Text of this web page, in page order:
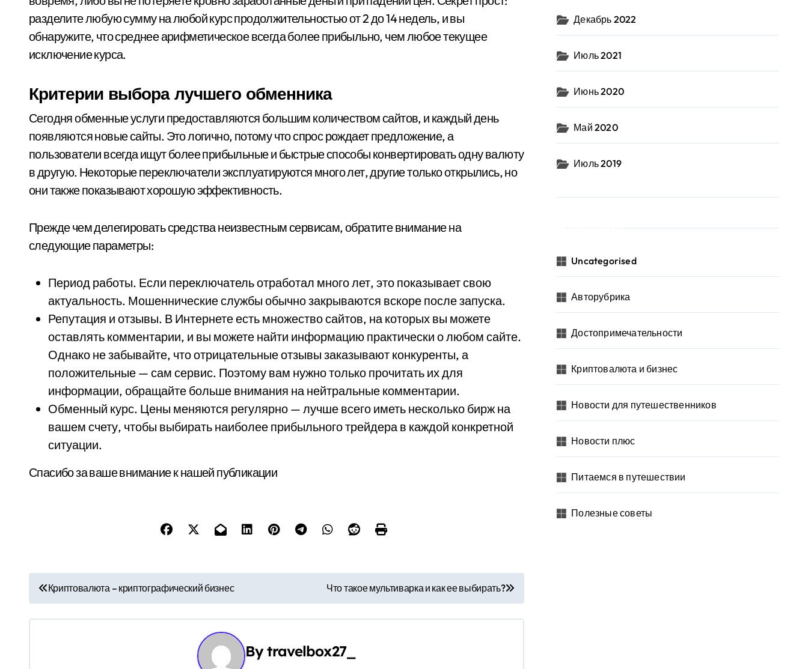
разделите любую сумму на любой курс продолжительностью от 2 до 14 недель, и вы
обнаружите, что среднее арифметическое всегда более прибыльно, чем любое текущее
исключение курса.
Критерии выбора лучшего обменника
Сегодня обменные услуги предоставляются большим количеством сайтов, и каждый день
появляются новые сайты. Это логично, потому что спрос рождает предложение, а
пользователи всегда ищут более прибыльные и быстрые способы конвертировать одну валюту
в другую. Некоторые переключатели эксплуатируются много лет, другие только открылись, но
они также показывают хорошую эффективность.
Прежде чем делегировать средства неизвестным сервисам, обратите внимание на
следующие параметры:
Период работы. Если переключатель отработал много лет, это показывает свою
актуальность. Мошеннические службы обычно закрываются вскоре после запуска.
Репутация и отзывы. В Интернете есть множество сайтов, на которых вы можете
оставлять комментарии, и вы можете найти информацию практически о любом сайте.
Однако не забывайте, что отрицательные отзывы заказывают конкуренты, а
положительные — сам сервис. Поэтому вам нужно только прочитать их для
информации, обращайте больше внимания на нейтральные комментарии.
Обменный курс. Цены меняются регулярно — лучше всего иметь несколько бирж на
вашем счету, чтобы выбирать наиболее прибыльного трейдера в каждой конкретной
ситуации.
Спасибо за ваше внимание к нашей публикации
Н
а
Криптовалюта – криптографический бизнес Что такое мультиварка и как ее выбирать?
Bytravelbox27_
Декабрь 2022
Июль 2021
Июнь 2020
Май 2020
Июль 2019
Uncategorised
Авторубрика
Достопримечательности
Криптовалюта и бизнес
Новости для путешественников
Новости плюс
Питаемся в путешествии
Полезные советы